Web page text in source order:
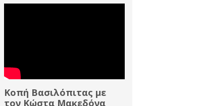
Κοπή Βασιλόπιτας με
τον Κώστα Μακεδόνα